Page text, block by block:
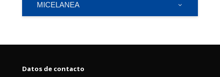
MICELANEA
Datos de contacto